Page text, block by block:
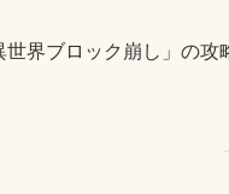
世界ブロック崩し」の